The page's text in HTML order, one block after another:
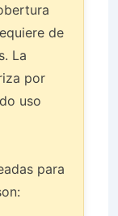
de
La
por
uso
para